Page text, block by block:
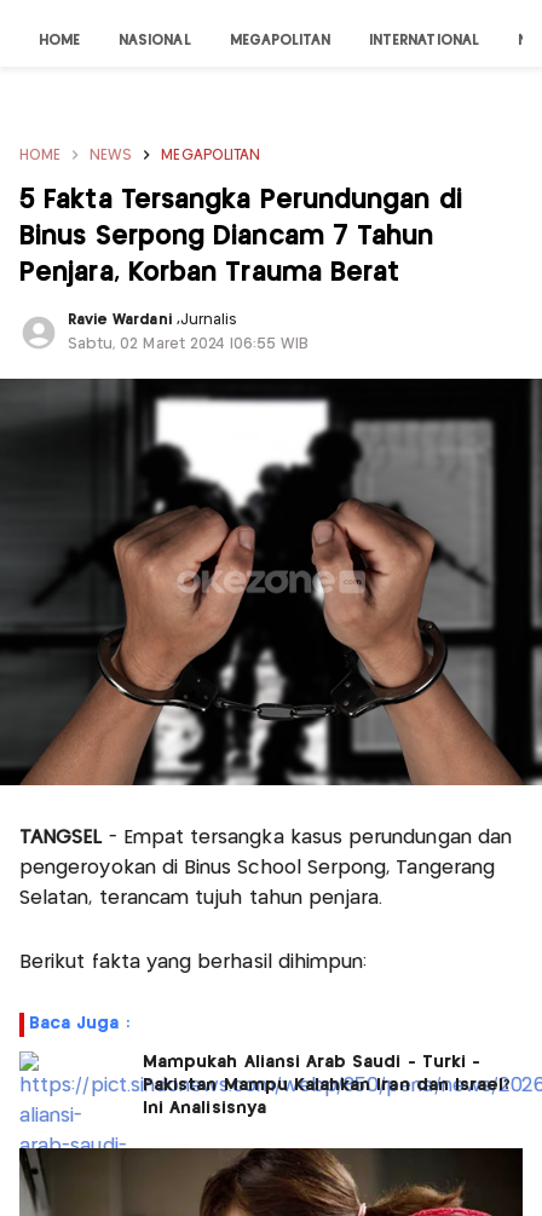
HOME NASIONAL MEGAPOLITAN INTERNATIONAL
HOME NEWS MEGAPOLITAN
5 Fakta Tersangka Perundungan di
Binus Serpong Diancam 7 Tahun
Penjara, Korban Trauma Berat
Ravie Wardani ,Jurnalis
Sabtu, 02 Maret 2024 |06:55 WIB
TANGSEL - Empat tersangka kasus perundungan dan
pengeroyokan di Binus School Serpong, Tangerang
Selatan, terancam tujuh tahun penjara.
Berikut fakta yang berhasil dihimpun:
Baca Juga :
Mampukah Aliansi Arab Saudi - Turki -
Pakistan Mampu Kalahkan Iran dan Israel?
Ini Analisisnya